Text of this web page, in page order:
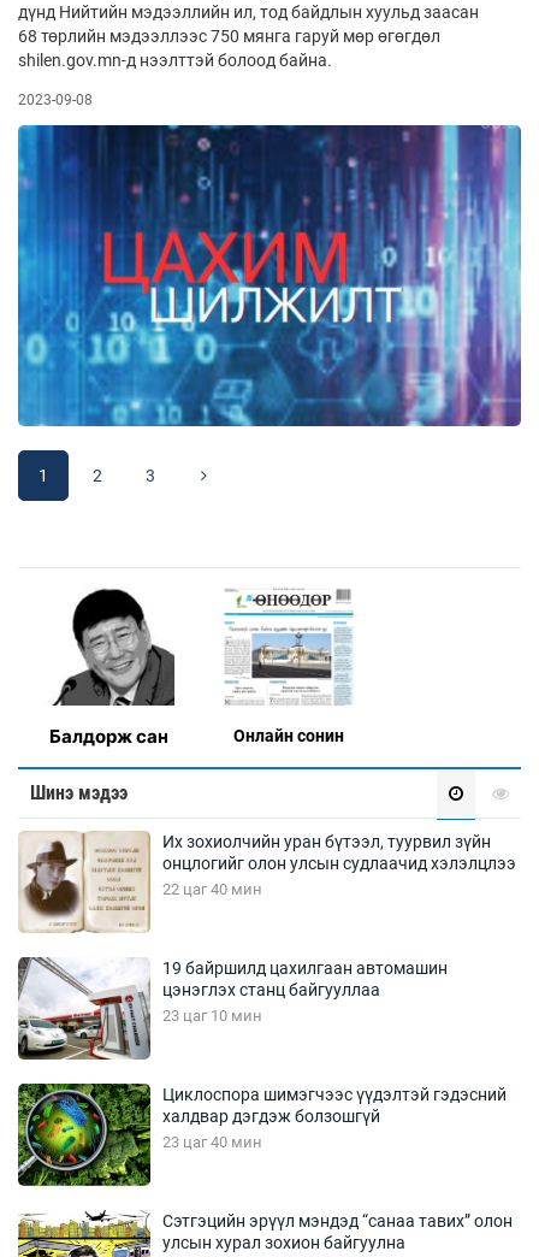
дүнд Нийтийн мэдээллийн ил, тод байдлын хуульд заасан
68 төрлийн мэдээллээс 750 мянга гаруй мөр өгөгдөл
shilen.gov.mn-д нээлттэй болоод байна.
2023-09-08
1 2 3
Балдорж сан Онлaйн сонин
Шинэ мэдээ
Их зохиолчийн уран бүтээл, туурвил зүйн
онцлогийг олон улсын судлаачид хэлэлцлээ
22 цаг 40 мин
19 байршилд цахилгаан автомашин
цэнэглэх станц байгууллаа
23 цаг 10 мин
Циклоспора шимэгчээс үүдэлтэй гэдэсний
халдвар дэгдэж болзошгүй
23 цаг 40 мин
Сэтгэцийн эрүүл мэндэд “санаа тавих” олон
улсын хурал зохион байгуулна